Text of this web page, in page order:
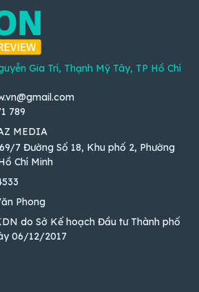
Gia Trí, Thạnh Mỹ Tây, TP Hồ Chí
789
MEDIA
7 Đường Số 18, Khu phố 2, Phường
Chí Minh
Phong
do Sở Kế hoạch Đầu tư Thành phố
06/12/2017